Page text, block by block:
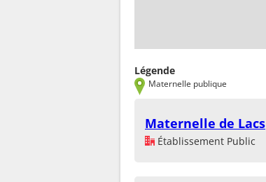
Légende
Maternelle publique
Maternelle de Lacs
Établissement Public